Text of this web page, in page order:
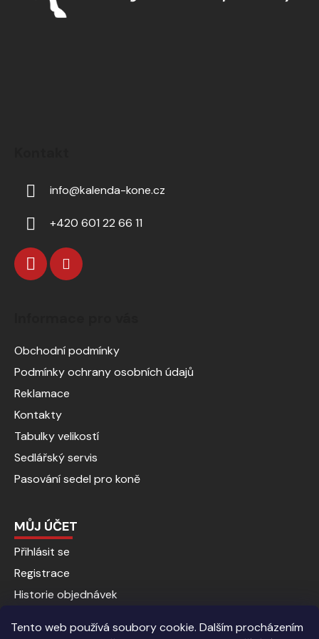
Tento web používá soubory cookie. Dalším procházením
info@kalenda-kone.cz
+420 601 22 66 11
Obchodní podmínky
Podmínky ochrany osobních údajů
Reklamace
Kontakty
Tabulky velikostí
Sedlářský servis
Pasování sedel pro koně
MŮJ ÚČET
Přihlásit se
Registrace
Historie objednávek